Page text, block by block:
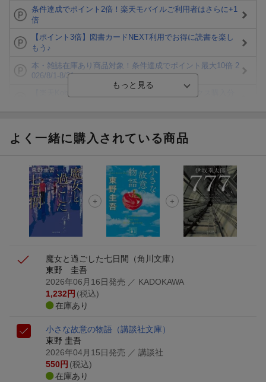
条件達成でポイント2倍！楽天モバイルご利用者はさらに+1
倍
【ポイント3倍】図書カードNEXT利用でお得に読書を楽し
もう♪
本・雑誌在庫あり商品対象！条件達成でポイント最大10倍 2
026/8/1-8/31
分け！
【スタンプカード】楽天ポイントもらえる＆抽選で豪華景品
が当たる！
エントリー＆3,000円以上購入で無料データSIM（3GB/月プ
ラン）が当たる！
よく一緒に購入されている商品
魔女と過ごした七日間
（角川文庫）
東野 圭吾
2026年06月16日発売 ／ KADOKAWA
1,232円 (税込)
在庫あり
小さな故意の物語 （講談社文庫）
東野 圭吾
2026年04月15日発売 ／ 講談社
550円 (税込)
在庫あり